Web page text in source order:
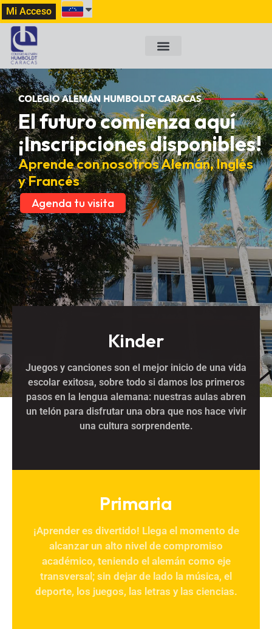
Mi Acceso
El futuro comienza aquí
¡Inscripciones disponibles!
Agenda tu visita
Aprende con nosotros Alemán, Inglés
y Francés
Kinder
Juegos y canciones son el mejor inicio de una vida
escolar exitosa, sobre todo si damos los primeros
pasos en la lengua alemana: nuestras aulas abren
un telón para disfrutar una obra que nos hace vivir
una cultura sorprendente.
Leer más
Primaria
¡Aprender es divertido! Llega el momento de
alcanzar un alto nivel de compromiso
académico, teniendo el alemán como eje
transversal; sin dejar de lado la música, el
deporte, los juegos, las letras y las ciencias.
Leer más